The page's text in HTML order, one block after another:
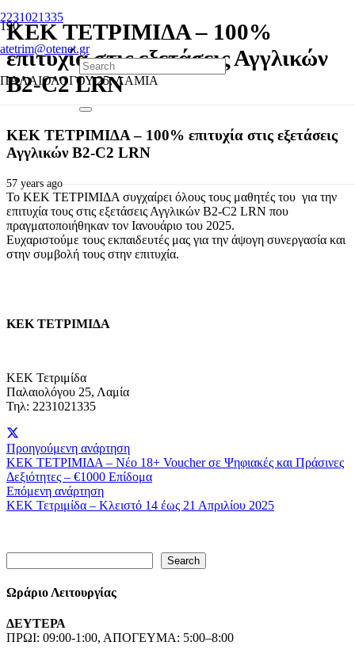
2231021335
atetrim@otenet.gr
ΠΑΛΑΙΟΛΟΓΟΥ 25, ΛΑΜΙΑ
ΚΕΚ ΤΕΤΡΙΜΙΔΑ – 100%
επιτυχία στις εξετάσεις Αγγλικών
B2-C2 LRN
ΚΕΚ ΤΕΤΡΙΜΙΔΑ – 100% επιτυχία στις εξετάσεις
Αγγλικών B2-C2 LRN
57 years ago
Το ΚΕΚ ΤΕΤΡΙΜΙΔΑ συγχαίρει όλους τους μαθητές του για την
επιτυχία τους στις εξετάσεις Αγγλικών B2-C2 LRN που
πραγματοποιήθηκαν τον Ιανουάριο του 2025.
Ευχαριστούμε τους εκπαιδευτές μας για την άψογη συνεργασία και
στην συμβολή τους στην επιτυχία.
ΚΕΚ ΤΕΤΡΙΜΙΔΑ
ΚΕΚ Τετριμίδα
Παλαιολόγου 25, Λαμία
Τηλ: 2231021335
Προηγούμενη ανάρτηση
ΚΕΚ ΤΕΤΡΙΜΙΔΑ – Νέο 18+ Voucher σε Ψηφιακές και Πράσινες
Δεξιότητες – €1000 Επίδομα
Επόμενη ανάρτηση
ΚΕΚ Τετριμίδα – Κλειστό 14 έως 21 Απριλίου 2025
Search
Ωράριο Λειτουργίας
ΔΕΥΤΕΡΑ
ΠΡΩΙ: 09:00-1:00, ΑΠΟΓΕΥΜΑ: 5:00–8:00